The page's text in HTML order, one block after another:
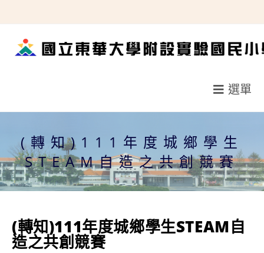
轉
選單
(轉知)111年度城鄉學生
STEAM自造之共創競賽
(轉知)111年度城鄉學生STEAM自
造之共創競賽